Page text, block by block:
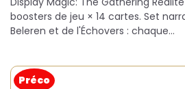
boosters de jeu × 14 cartes. Set
Beleren et de l'Échovers : chaque…
Préco